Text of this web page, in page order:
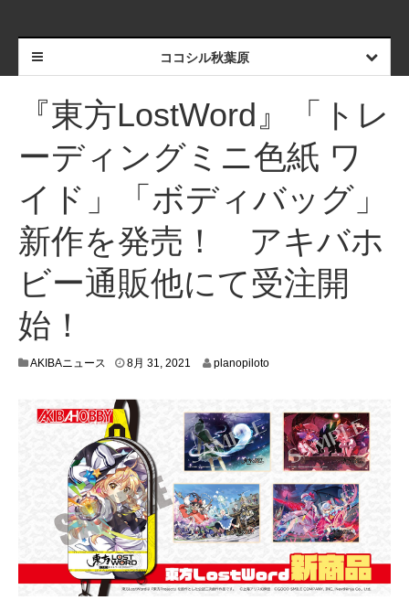
ココシル秋葉原
『東方LostWord』「トレ
ーディングミニ色紙 ワ
イド」「ボディバッグ」
新作を発売！ アキバホ
ビー通販他にて受注開
始！
AKIBAニュース 8月 31, 2021
4
,
2
0
2
1
planopiloto